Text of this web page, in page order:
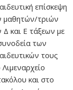
επίσκεψη
μαθητών/τριών
Δ και Ε τάξεων με
των
τους
και στο